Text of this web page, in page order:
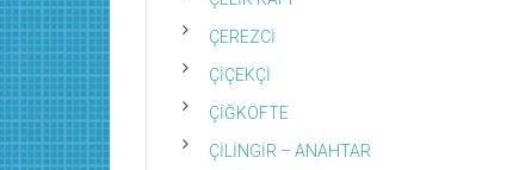
ÇEREZCİ
ÇİÇEKÇİ
ÇİĞKÖFTE
ÇİLİNGİR – ANAHTAR